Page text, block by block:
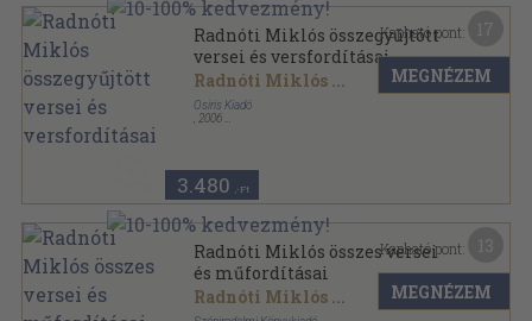
Radnóti Miklós összegyűjtött
versei és versfordításai
Radnóti Miklós ...
Osiris Kiadó
2006
3.480 ,-Ft
Kapható pont:
MEGNÉZEM
Radnóti Miklós összes versei
és műfordításai
Radnóti Miklós ...
Kapható pont:
MEGNÉZEM